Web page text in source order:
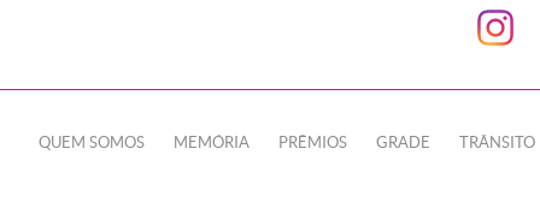
QUEM SOMOS MEMÓRIA PRÊMIOS GRADE TRÂNSITO